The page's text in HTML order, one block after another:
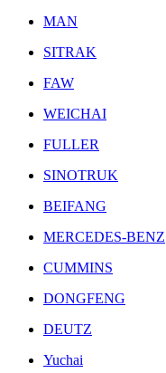
MAN
SITRAK
FAW
WEICHAI
FULLER
SINOTRUK
BEIFANG
MERCEDES-BENZ
CUMMINS
DONGFENG
DEUTZ
Yuchai